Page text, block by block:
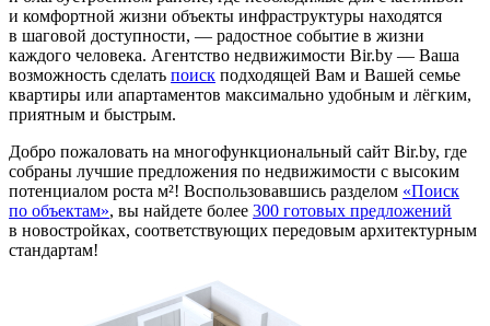
и комфортной жизни объекты инфраструктуры находятся
в шаговой доступности, — радостное событие в жизни
каждого человека. Агентство недвижимости Bir.by — Ваша
возможность сделать поиск подходящей Вам и Вашей семье
квартиры или апартаментов максимально удобным и лёгким,
приятным и быстрым.
Добро пожаловать на многофункциональный сайт Bir.by, где
собраны лучшие предложения по недвижимости с высоким
потенциалом роста м²! Воспользовавшись разделом «Поиск
по объектам», вы найдете более 300 готовых предложений
в новостройках, соответствующих передовым архитектурным
стандартам!